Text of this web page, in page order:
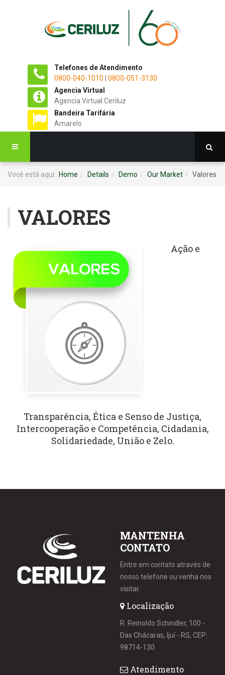
Telefones de Atendimento
0800-040-1010
0800-051-3130
Agencia Virtual
Agencia Virtual Ceriluz
Bandeira Tarifária
Amarelo
Você está aqui: Home Details Demo Our Market Valores
VALORES
Ação e
Transparência, Ética e Senso de Justiça,
Intercooperação e Competência, Cidadania,
Solidariedade, União e Zelo.
MANTENHA
CONTATO
Entre em contato através de
nosso telefone ou venha nos
visitar.
Localização
R. Reinoldo Schindler, 100 -
Das Chácaras, Ijuí - RS, CEP:
98714-130
Atendimento